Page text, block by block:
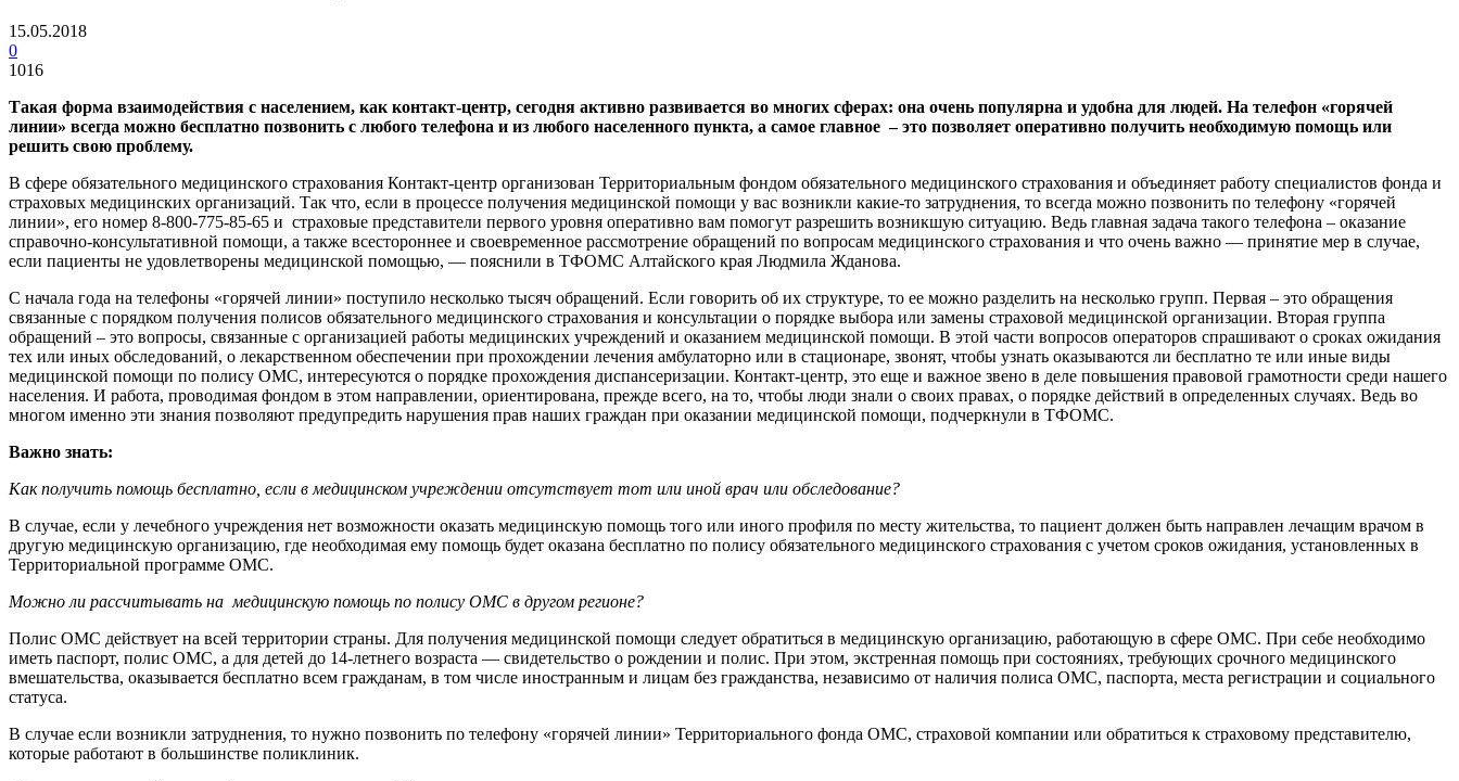
15.05.2018
0
1016
Такая форма взаимодействия с населением, как контакт-центр, сегодня активно развивается во многих сферах: она очень популярна и удобна для людей. На телефон «горячей
линии» всегда можно бесплатно позвонить с любого телефона и из любого населенного пункта, а самое главное – это позволяет оперативно получить необходимую помощь или
решить свою проблему.
В сфере обязательного медицинского страхования Контакт-центр организован Территориальным фондом обязательного медицинского страхования и объединяет работу специалистов фонда и
страховых медицинских организаций. Так что, если в процессе получения медицинской помощи у вас возникли какие-то затруднения, то всегда можно позвонить по телефону «горячей
линии», его номер 8-800-775-85-65 и страховые представители первого уровня оперативно вам помогут разрешить возникшую ситуацию. Ведь главная задача такого телефона – оказание
справочно-консультативной помощи, а также всестороннее и своевременное рассмотрение обращений по вопросам медицинского страхования и что очень важно — принятие мер в случае,
если пациенты не удовлетворены медицинской помощью, — пояснили в ТФОМС Алтайского края Людмила Жданова.
С начала года на телефоны «горячей линии» поступило несколько тысяч обращений. Если говорить об их структуре, то ее можно разделить на несколько групп. Первая – это обращения
связанные с порядком получения полисов обязательного медицинского страхования и консультации о порядке выбора или замены страховой медицинской организации. Вторая группа
обращений – это вопросы, связанные с организацией работы медицинских учреждений и оказанием медицинской помощи. В этой части вопросов операторов спрашивают о сроках ожидания
тех или иных обследований, о лекарственном обеспечении при прохождении лечения амбулаторно или в стационаре, звонят, чтобы узнать оказываются ли бесплатно те или иные виды
медицинской помощи по полису ОМС, интересуются о порядке прохождения диспансеризации. Контакт-центр, это еще и важное звено в деле повышения правовой грамотности среди нашего
населения. И работа, проводимая фондом в этом направлении, ориентирована, прежде всего, на то, чтобы люди знали о своих правах, о порядке действий в определенных случаях. Ведь во
многом именно эти знания позволяют предупредить нарушения прав наших граждан при оказании медицинской помощи, подчеркнули в ТФОМС.
Важно знать:
Как получить помощь бесплатно, если в медицинском учреждении отсутствует тот или иной врач или обследование?
В случае, если у лечебного учреждения нет возможности оказать медицинскую помощь того или иного профиля по месту жительства, то пациент должен быть направлен лечащим врачом в
другую медицинскую организацию, где необходимая ему помощь будет оказана бесплатно по полису обязательного медицинского страхования с учетом сроков ожидания, установленных в
Территориальной программе ОМС.
Можно ли рассчитывать на медицинскую помощь по полису ОМС в другом регионе?
Полис ОМС действует на всей территории страны. Для получения медицинской помощи следует обратиться в медицинскую организацию, работающую в сфере ОМС. При себе необходимо
иметь паспорт, полис ОМС, а для детей до 14-летнего возраста — свидетельство о рождении и полис. При этом, экстренная помощь при состояниях, требующих срочного медицинского
вмешательства, оказывается бесплатно всем гражданам, в том числе иностранным и лицам без гражданства, независимо от наличия полиса ОМС, паспорта, места регистрации и социального
статуса.
В случае если возникли затруднения, то нужно позвонить по телефону «горячей линии» Территориального фонда ОМС, страховой компании или обратиться к страховому представителю,
которые работают в большинстве поликлиник.